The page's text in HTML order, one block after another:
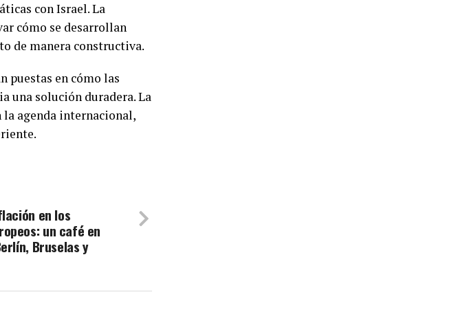
con Israel. La
cómo se desarrollan
de manera constructiva.
puestas en cómo las
una solución duradera. La
la agenda internacional,
en los
un café en
Bruselas y